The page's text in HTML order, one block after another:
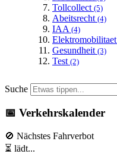
Tollcollect (5)
Abeitsrecht (4)
IAA (4)
Elektromobilitaet
Gesundheit (3)
Test (2)
Suche
📅 Verkehrskalender
🚫 Nächstes Fahrverbot
⏳ lädt...